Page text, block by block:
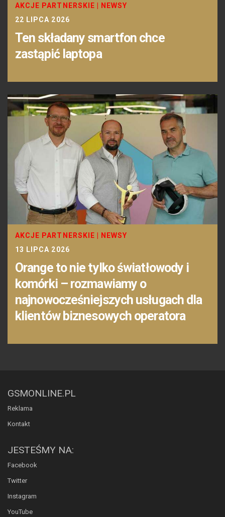
AKCJE PARTNERSKIE
NEWSY
22 LIPCA 2026
Ten składany smartfon chce
zastąpić laptopa
AKCJE PARTNERSKIE
NEWSY
13 LIPCA 2026
Orange to nie tylko światłowody i
komórki – rozmawiamy o
najnowocześniejszych usługach dla
klientów biznesowych operatora
GSMONLINE.PL
Reklama
Kontakt
JESTEŚMY NA:
Facebook
Twitter
Instagram
YouTube